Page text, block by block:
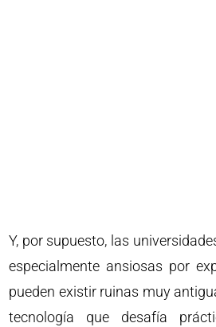
Y, por supuesto, las
especialmente ansiosas por
pueden existir ruinas muy
tecnología que desafía